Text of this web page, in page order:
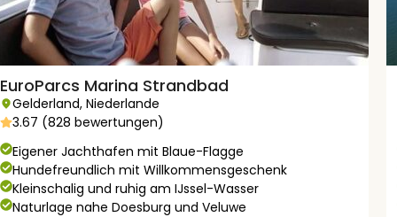
EuroParcs Marina Strandbad
Gelderland, Niederlande
3.67 (828 bewertungen)
Eigener Jachthafen mit Blaue-Flagge
Hundefreundlich mit Willkommensgeschenk
Kleinschalig und ruhig am IJssel-Wasser
Naturlage nahe Doesburg und Veluwe